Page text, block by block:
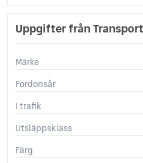
Klädsel (helskinn)
Kylt handskfack
Ljussensor
Läslampa
Multifunktionsratt
Parkeringsassistans
Regnsensor
Servostyrning
Sidoairbags
Sportratt
Uppgifter från
Märke
Fordonsår
I trafik
Utsläppsklass
Färg